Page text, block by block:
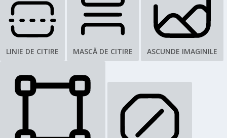
LINIE DE CITIRE MASCĂ DE CITIRE ASCUNDE IMAGINILE